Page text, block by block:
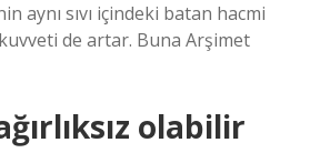
aynı sıvı içindeki batan hacmi
de artar. Buna Arşimet
olabilir